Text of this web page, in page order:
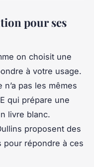
pour ses
on choisit une
à votre usage.
pas les mêmes
qui prépare une
livre blanc.
proposent des
pour répondre à ces